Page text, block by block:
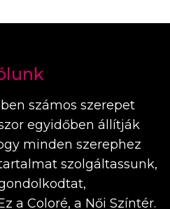
számos szerepet
egyidőben állítják
minden szerephez
szolgáltassunk,
a Coloré, a Női Színtér.